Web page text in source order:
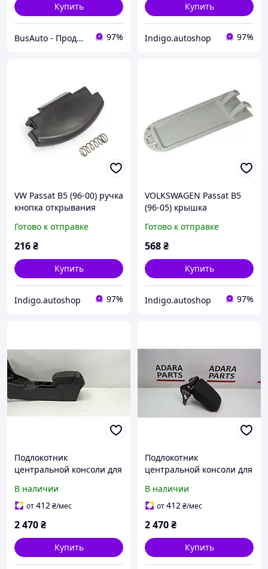
Купить
BusAuto - Продажа оригинальных запчастей к микроавтобусам и иномаркам 97%
Купить
Indigo.autoshop 97%
VW Passat B5 (96-00) ручка
кнопка открывания
Пассат Б5
Готово к отправке
216₴
Купить
Indigo.autoshop 97%
VOLKSWAGEN Passat B5
(96-05) крышка
пластиковая без обивки,
Пассат Б5
Готово к отправке
568₴
Купить
Indigo.autoshop 97%
Подлокотник
центральной консоли для
2017 (mk7)
(5GM864207CBKX)
В наличии
от412₴/мес
2 470₴
Купить
Подлокотник
центральной консоли для
2017 (mk7)
(5GM864207CBKX)
В наличии
от412₴/мес
2 470₴
Купить